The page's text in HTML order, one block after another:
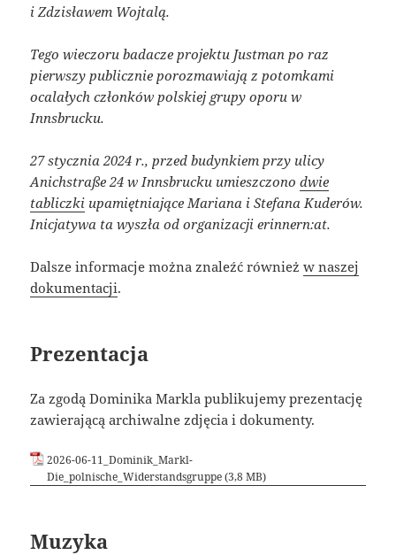
i Zdzisławem Wojtalą.
Tego wieczoru badacze projektu Justman po raz
pierwszy publicznie porozmawiają z potomkami
ocalałych członków polskiej grupy oporu w
Innsbrucku.
27 stycznia 2024 r., przed budynkiem przy ulicy
Anichstraße 24 w Innsbrucku umieszczonodwie
tabliczki upamiętniające Mariana i Stefana Kuderów.
Inicjatywa ta wyszła od organizacji erinnern:at.
Dalsze informacje można znaleźć równieżw naszej
dokumentacji.
Prezentacja
Za zgodą Dominika Markla publikujemy prezentację
zawierającą archiwalne zdjęcia i dokumenty.
2026-06-11_Dominik_Markl-
Die_polnische_Widerstandsgruppe
Muzyka